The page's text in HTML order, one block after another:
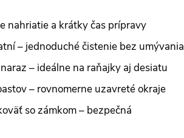
nahriatie a krátky čas prípravy
– jednoduché čistenie bez umývania
– ideálne na raňajky aj desiatu
– rovnomerne uzavreté okraje
so zámkom – bezpečná